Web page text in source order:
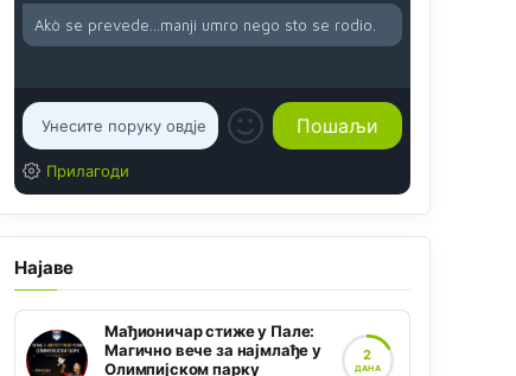
Akò se prevede...manji umro nego sto se rodio.
Прилагоди
Најаве
Мађионичар стиже у Пале:
Магично вече за најмлађе у
Олимпијском парку
2
ДАНА